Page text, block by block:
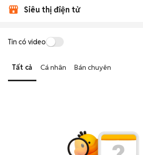
Siêu thị điện tử
Tin có video
Tất cả Cá nhân Bán chuyên